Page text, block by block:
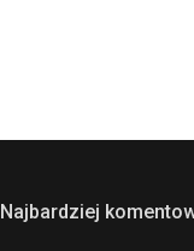
Najbardziej